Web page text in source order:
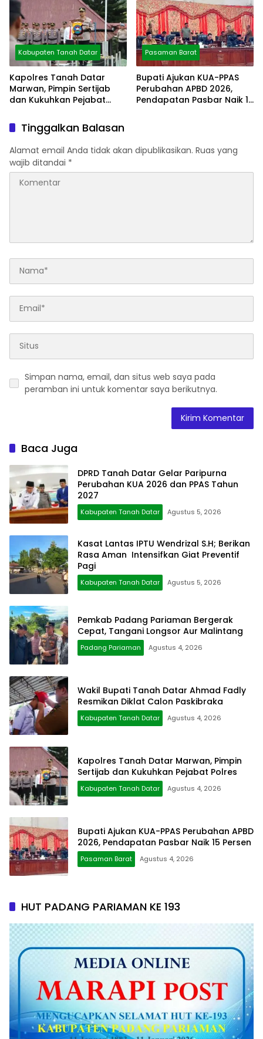
Kabupaten Tanah Datar
Kapolres Tanah Datar
Marwan, Pimpin Sertijab
dan Kukuhkan Pejabat
Pasaman Barat
Bupati Ajukan KUA-PPAS
Perubahan APBD 2026,
Pendapatan Pasbar Naik 15
Tinggalkan Balasan
Alamat email Anda tidak akan dipublikasikan. Ruas yang
wajib ditandai *
Simpan nama, email, dan situs web saya pada
peramban ini untuk komentar saya berikutnya.
Baca Juga
DPRD Tanah Datar Gelar Paripurna
Perubahan KUA 2026 dan PPAS Tahun
2027
Kabupaten Tanah Datar Agustus 5, 2026
Kasat Lantas IPTU Wendrizal S.H; Berikan
Rasa Aman Intensifkan Giat Preventif
Pagi
Kabupaten Tanah Datar Agustus 5, 2026
Pemkab Padang Pariaman Bergerak
Cepat, Tangani Longsor Aur Malintang
Padang Pariaman Agustus 4, 2026
Wakil Bupati Tanah Datar Ahmad Fadly
Resmikan Diklat Calon Paskibraka
Kabupaten Tanah Datar Agustus 4, 2026
Kapolres Tanah Datar Marwan, Pimpin
Sertijab dan Kukuhkan Pejabat Polres
Kabupaten Tanah Datar Agustus 4, 2026
Bupati Ajukan KUA-PPAS Perubahan APBD
2026, Pendapatan Pasbar Naik 15 Persen
Pasaman Barat Agustus 4, 2026
HUT PADANG PARIAMAN KE 193